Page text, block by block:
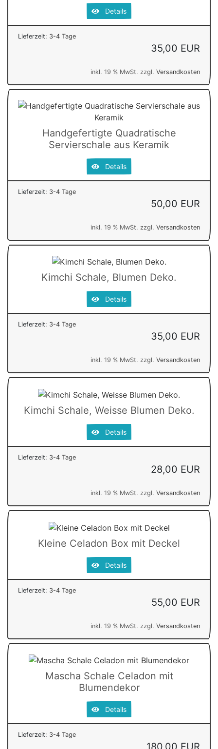
Details
Lieferzeit: 3-4 Tage
35,00 EUR
inkl. 19 % MwSt. zzgl. Versandkosten
Handgefertigte Quadratische
Servierschale aus Keramik
Details
Lieferzeit: 3-4 Tage
50,00 EUR
inkl. 19 % MwSt. zzgl. Versandkosten
Kimchi Schale, Blumen Deko.
Details
Lieferzeit: 3-4 Tage
35,00 EUR
inkl. 19 % MwSt. zzgl. Versandkosten
Kimchi Schale, Weisse Blumen Deko.
Details
Lieferzeit: 3-4 Tage
28,00 EUR
inkl. 19 % MwSt. zzgl. Versandkosten
Kleine Celadon Box mit Deckel
Details
Lieferzeit: 3-4 Tage
55,00 EUR
inkl. 19 % MwSt. zzgl. Versandkosten
Mascha Schale Celadon mit
Blumendekor
Details
Lieferzeit: 3-4 Tage